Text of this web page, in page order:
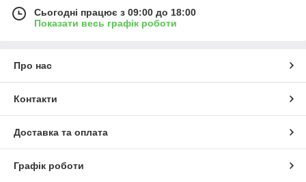
Сьогодні працює з 09:00 до 18:00
Показати весь графік роботи
Про нас
Контакти
Доставка та оплата
Графік роботи